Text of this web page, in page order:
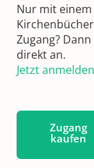
Nur mit
Zugang?
direkt an.
Jetzt anmelden
Zugang
kaufen